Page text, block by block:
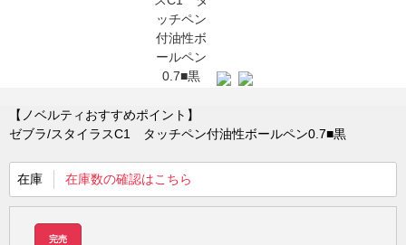
【ノベルティおすすめポイント】
ゼブラ/スタイラスC1 タッチペン付油性ボールペン0.7■黒
在庫 在庫数の確認はこちら
完売